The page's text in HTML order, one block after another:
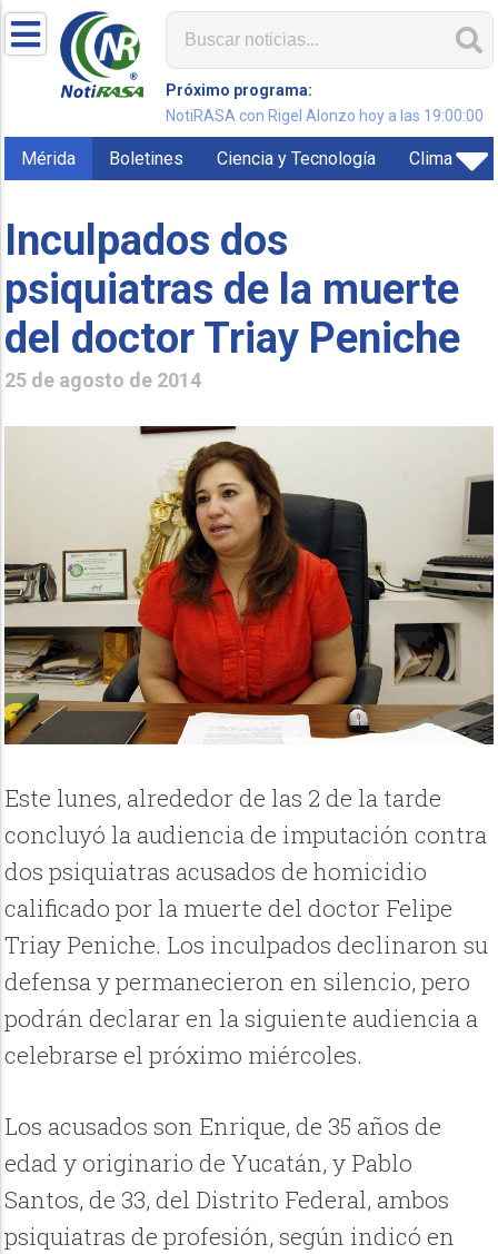
Próximo programa:
NotiRASA con Rigel Alonzo hoy a las 19:00:00
Mérida Boletines Ciencia y Tecnología Clima
Inculpados dos
psiquiatras de la muerte
del doctor Triay Peniche
25 de agosto de 2014
Este lunes, alrededor de las 2 de la tarde
concluyó la audiencia de imputación contra
dos psiquiatras acusados de homicidio
calificado por la muerte del doctor Felipe
Triay Peniche. Los inculpados declinaron su
defensa y permanecieron en silencio, pero
podrán declarar en la siguiente audiencia a
celebrarse el próximo miércoles.
Los acusados son Enrique, de 35 años de
edad y originario de Yucatán, y Pablo
Santos, de 33, del Distrito Federal, ambos
psiquiatras de profesión, según indicó en